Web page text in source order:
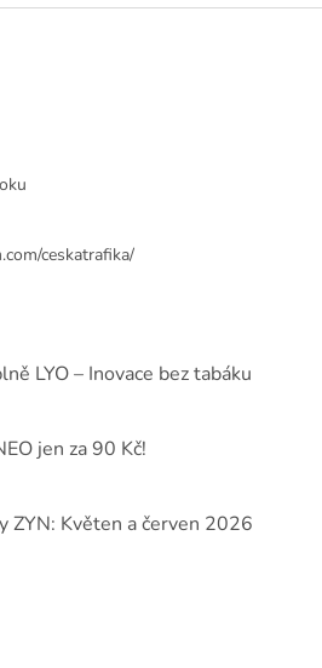
ceskatrafika/
LYO – Inovace bez tabáku
jen za 90 Kč!
ZYN: Květen a červen 2026